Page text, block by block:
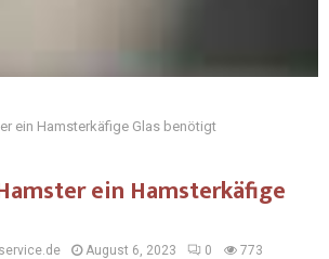
ein Hamsterkäfige Glas benötigt
ein Hamsterkäfige
August 6, 2023 0 773